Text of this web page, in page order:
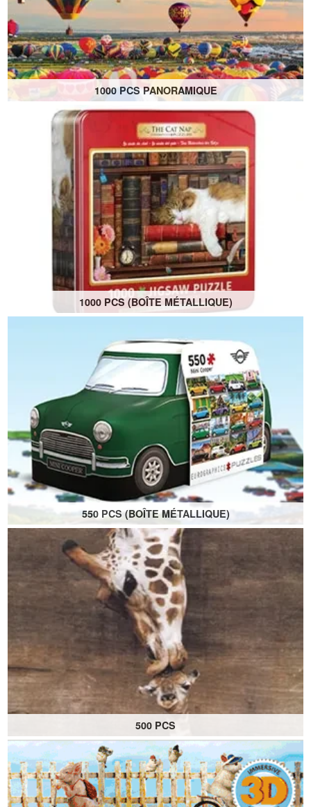
1000 PCS PANORAMIQUE
Son style unique donne vie à l'image, que ce soit en
format large ou vertical.
1000 PCS (BOÎTE MÉTALLIQUE)
Les puzzles sont présentés dans une boîte en métal de
collection.
Affiche incluse.
550 PCS (BOÎTE MÉTALLIQUE)
Les puzzles sont présentés dans des boîtes métalliques
de collection.
Chaque boîte a la forme d'un puzzle spécifique.
Affiche incluse.
500 PCS
Faisant partie de la collection de puzzles grand format
pour toute la famille
Les grandes pièces facilitent l'assemblage.